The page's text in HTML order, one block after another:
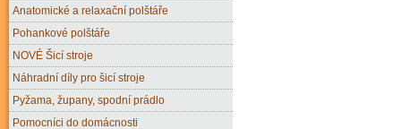
Anatomické a relaxační polštáře
Pohankové polštáře
NOVÉ Šicí stroje
Náhradní díly pro šicí stroje
Pyžama, župany, spodní prádlo
Pomocníci do domácnosti